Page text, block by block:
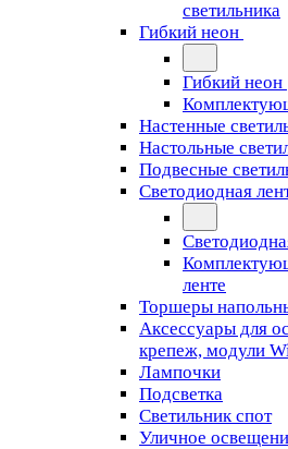
светильника
Гибкий неон
Гибкий неон
Настенные
Настольные
Подвесные
Светодиодная
ленте
Торшеры
Аксессуары для
крепеж, модули
Лампочки
Подсветка
Светильник спот
Уличное